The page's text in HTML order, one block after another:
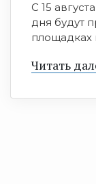
С 15
дня будут
площадках
Читать